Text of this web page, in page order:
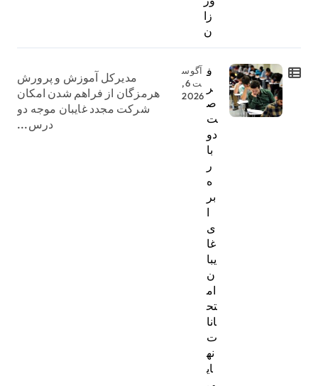
زا
ن
ف
ر
ص
ت
دو
با
ر
ه
بر
ا
ی
غا
یبا
ن
ام
تح
انا
ت
نه
ای
آگوس
ت 6,
2026
مدیرکل آموزش و پرورش
هرمزگان از فراهم شدن امکان
شرکت مجدد غایبان موجه دو
درس...